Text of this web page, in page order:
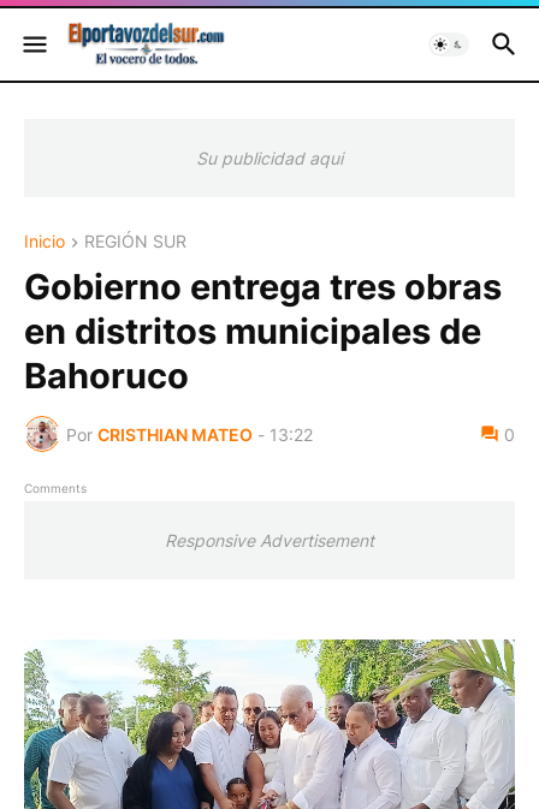
Su publicidad aqui
Inicio REGIÓN SUR
Gobierno entrega tres obras
en distritos municipales de
Bahoruco
Por CRISTHIAN MATEO - 13:22 0
Comments
Responsive Advertisement